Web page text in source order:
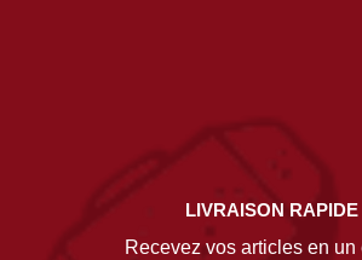
LIVRAISON RAPIDE
Recevez vos articles en un